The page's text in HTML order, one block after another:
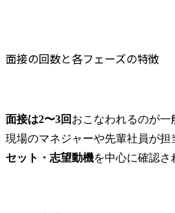
面接の回数と各フェーズの特徴
面接は2〜3回 おこなわれるのが
現場のマネジャーや先輩社員が担
セット・志望動機を中心に確認さ